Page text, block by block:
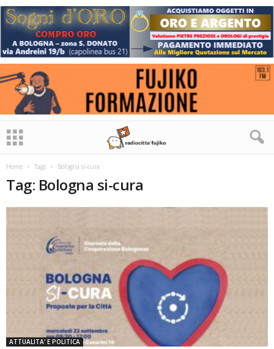
Home Tags Bologna si-cura
Tag: Bologna si-cura
ATTUALITA' E POLITICA